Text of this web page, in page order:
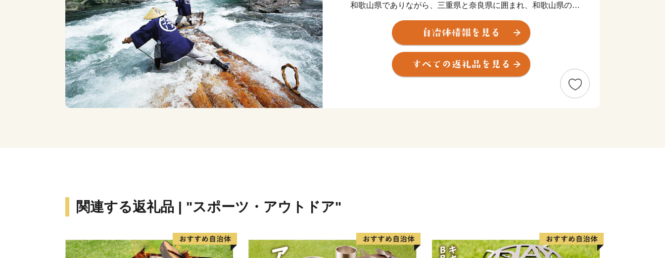
和歌山県でありながら、三重県と奈良県に囲まれ、和歌山県のど
の市町村とも隣接しない特殊な位置にある北山村は、日本で唯一の
飛び地の村です。村の97%を山林が占め、すぐそばを北山川が悠々
と流れる自然豊かな人口500人程度の小さな村です。
過去に「美しい日本のむら景観コンテスト」で農林水産大臣賞を受
賞したこともあります。
以前は交通も不便で「陸の孤島」と呼ばれるほどでしたが、ここ数
<幻の果実・じゃばら>
昔から北山村に自生していた自然雑種で、北山村でしか栽培されて
関連する返礼品 | "スポーツ・アウトドア"